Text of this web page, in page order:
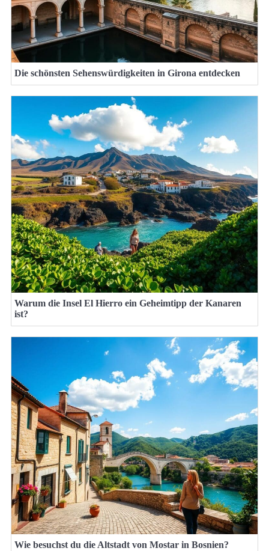
Die schönsten Sehenswürdigkeiten in Girona entdecken
Warum die Insel El Hierro ein Geheimtipp der Kanaren
ist?
Wie besuchst du die Altstadt von Mostar in Bosnien?